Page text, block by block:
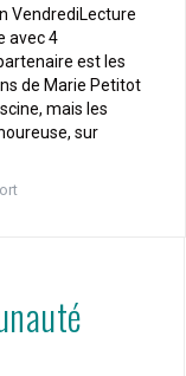
VendrediLecture
avec 4
est les
de Marie Petitot
mais les
sur